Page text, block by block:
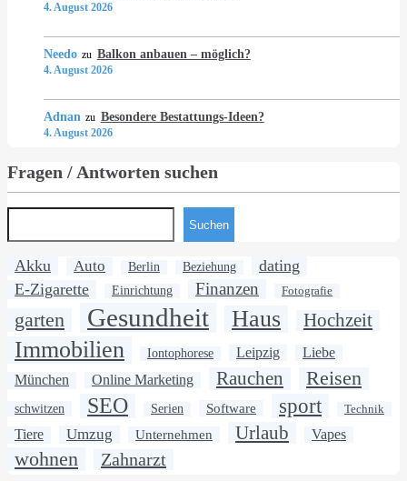
4. August 2026
Needo zu Balkon anbauen – möglich?
4. August 2026
Adnan zu Besondere Bestattungs-Ideen?
4. August 2026
Fragen / Antworten suchen
Suchen
Akku Auto Berlin Beziehung
dating
E-Zigarette
Einrichtung Finanzen Fotografie
garten Gesundheit Haus Hochzeit
Immobilien Iontophorese Leipzig Liebe
München Online Marketing Rauchen Reisen
schwitzen SEO Serien Software sport Technik
Tiere Umzug Unternehmen Urlaub Vapes
wohnen Zahnarzt